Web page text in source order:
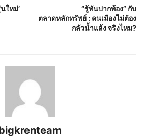
ใหม่’
“รู้ทันปากท้อง” กับ
ตลาดหลักทรัพย์ : คนเมืองไม่ต้อง
กลัวน้ำแล้ง จริงไหม?